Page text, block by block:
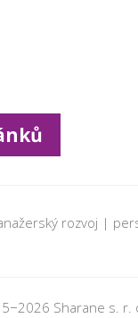
rozvoj |
Sharane s.